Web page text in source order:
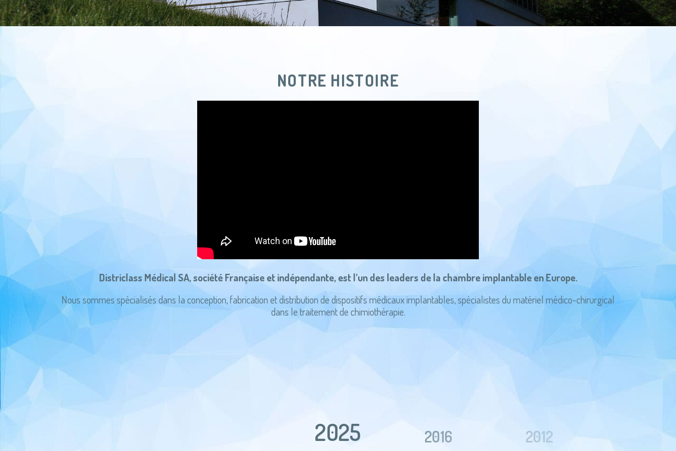
NOTRE HISTOIRE
Districlass Médical SA, société Française et indépendante, est l’un des leaders de la chambre implantable en Europe.
Nous sommes spécialisés dans la conception, fabrication et distribution de dispositifs médicaux implantables, spécialistes du matériel médico-chirurgical
dans le traitement de chimiothérapie.
2025 2016 2012